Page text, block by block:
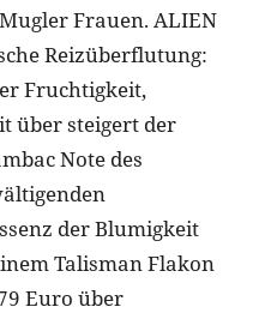
Frauen. ALIEN
Reizüberflutung:
Fruchtigkeit,
über steigert der
Note des
der Blumigkeit
Talisman Flakon
Euro über